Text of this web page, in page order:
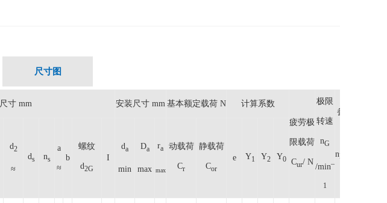
尺寸图
尺寸 mm 安装尺寸 mm 基本额定载荷 N 计算系数
疲劳极
限载荷
Cur/ N
极限
转速
nG
/min–
1
参考转
nB
d2
≈
ds ns
a
≈
b
螺纹
d2G
I
da
min
Da
max
ra
max
动载荷
Cr
静载荷
Cor
e Y1 Y2 Y0